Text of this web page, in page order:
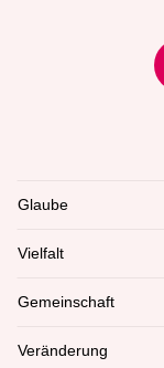
Glaube
Vielfalt
Gemeinschaft
Veränderung